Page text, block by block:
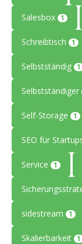
Salesbox 1
Schreibtisch 1
Selbstständig 1
Selbstständiger
Self-Storage 1
SEO für
Service 1
sidestream 1
Skalierbarkeit 1